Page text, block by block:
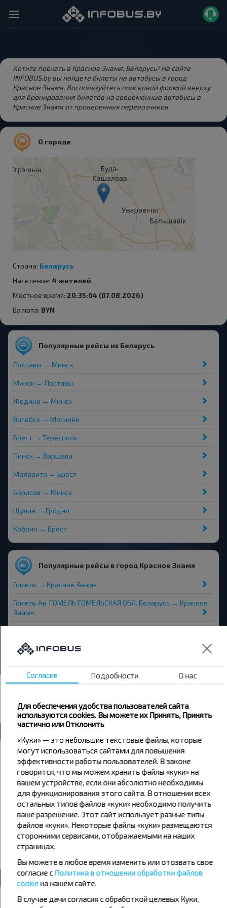
Хотите поехать в Красное Знамя, Беларусь? На сайте
INFOBUS.by вы найдете билеты на автобусы в город
Красное Знамя. Воспользуйтесь поисковой формой вверху
для бронирования билетов на современные автобусы в
Красное Знамя от проверенных перевозчиков.
О городе
Страна: Беларусь
Население: 4 жителей
Местное время: 20:35:04 (07.08.2026)
Валюта: BYN
Популярные рейсы из Беларусь
Поставы → Минск
Минск → Поставы
Жодино → Минск
Витебск → Могилёв
Брест → Тересполь
Пинск → Варшава
Малорита → Брест
Борисов → Минск
Щучин → Гродно
Кобрин → Брест
Популярные рейсы в город Красное Знамя
Гомель → Красное Знамя
Гомель Ав, ГОМЕЛЬ ГОМЕЛЬСКАЯ ОБЛ. Беларусь → Красное
Знамя
Буда-Кошелёво → Красное Знамя
Автовокзалы и остановки
Красное знамя ост.
Все автовокзалы Красное Знамя
Погода
07
+20°C Вечер
08
+19°C Утро
+23°C
+17°C
09
+17°C
+23°C
Хотите путешествовать дешевле?
Согласие Подробности О нас
Для обеспечения удобства пользователей сайта
используются cookies. Вы можете их Принять, Принять
частично или Отклонить
«Куки» — это небольшие текстовые файлы, которые
могут использоваться сайтами для повышения
эффективности работы пользователей. В законе
говорится, что мы можем хранить файлы «куки» на
вашем устройстве, если они абсолютно необходимы
для функционирования этого сайта. В отношении всех
остальных типов файлов «куки» необходимо получить
ваше разрешение. Этот сайт использует разные типы
файлов «куки». Некоторые файлы «куки» размещаются
сторонними сервисами, отображаемыми на наших
страницах.
Вы можете в любое время изменить или отозвать свое
согласие сПолитика в отношении обработки файлов
cookieна нашем сайте.
В случае дачи согласия с обработкой целевых Куки,